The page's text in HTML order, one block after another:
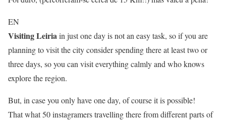
EN
Visiting Leiriain just one day is not an easy task, so if you are
planning to visit the city consider spending there at least two or
three days, so you can visit everything calmly and who knows
explore the region.
But, in case you only have one day, of course it is possible!
That what 50 instagramers travelling there from different parts of